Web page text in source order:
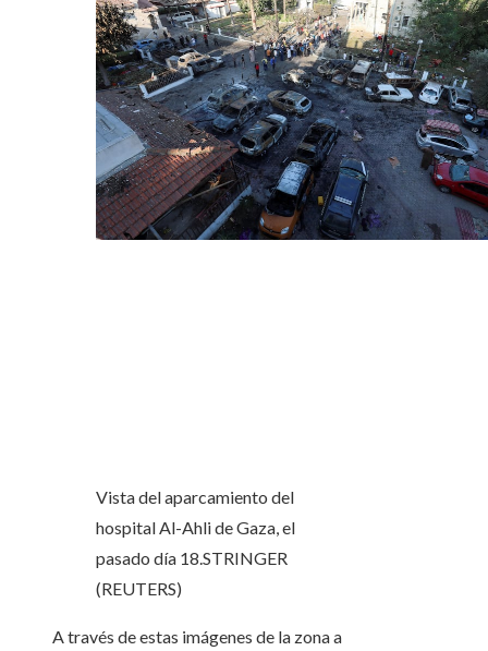
Vista del aparcamiento del
hospital Al-Ahli de Gaza, el
pasado día 18. STRINGER
(REUTERS)
A través de estas imágenes de la zona a